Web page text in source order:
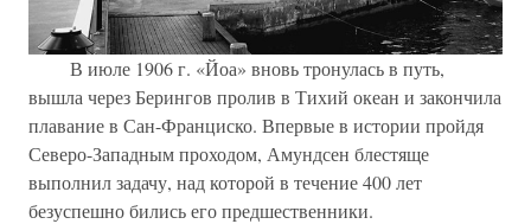
В июле 1906 г. «Йоа» вновь тронулась в путь,
вышла через Берингов пролив в Тихий океан и закончила
плавание в Сан-Франциско. Впервые в истории пройдя
Северо-Западным проходом, Амундсен блестяще
выполнил задачу, над которой в течение 400 лет
безуспешно бились его предшественники.